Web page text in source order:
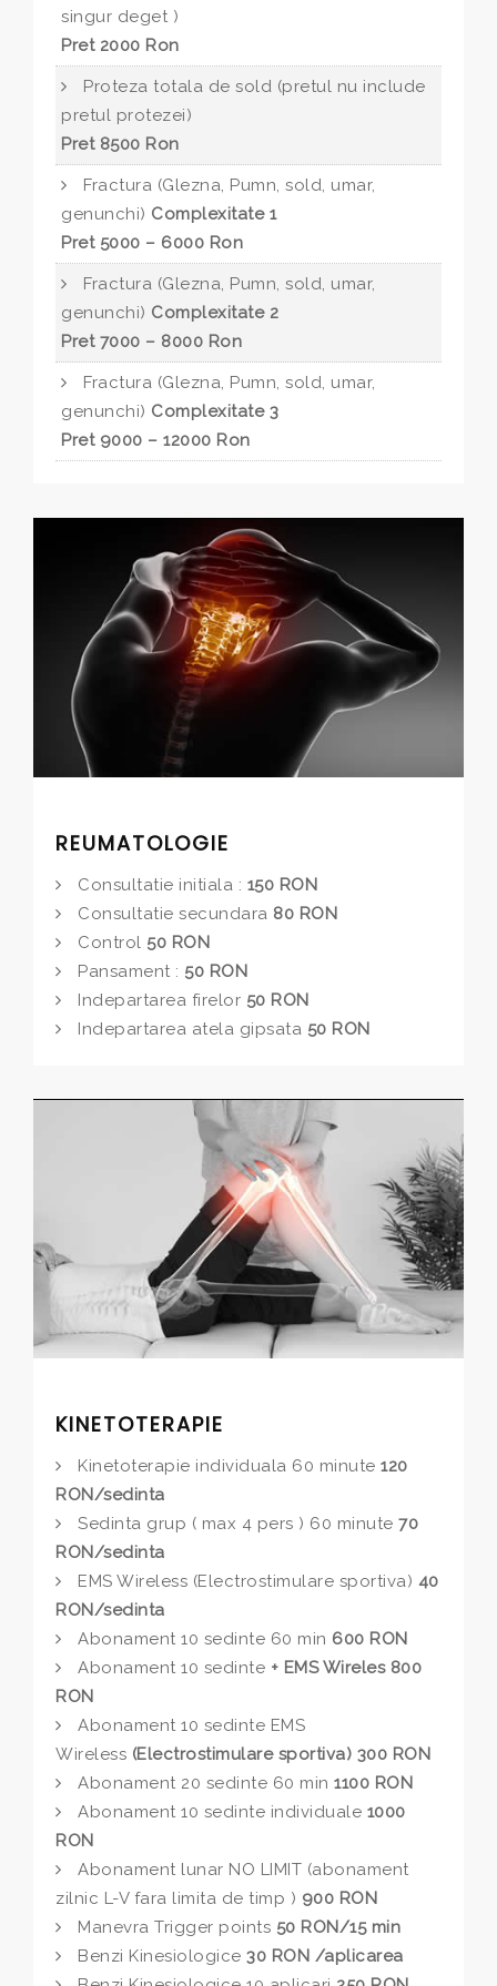
singur deget )
Pret 2000 Ron
Proteza totala de sold (pretul nu include
pretul protezei)
Pret 8500 Ron
Fractura (Glezna, Pumn, sold, umar,
genunchi) Complexitate 1
Pret 5000 – 6000 Ron
Fractura (Glezna, Pumn, sold, umar,
genunchi) Complexitate 2
Pret 7000 – 8000 Ron
Fractura (Glezna, Pumn, sold, umar,
genunchi) Complexitate 3
Pret 9000 – 12000 Ron
REUMATOLOGIE
Consultatie initiala : 150 RON
Consultatie secundara 80 RON
Control 50 RON
Pansament : 50 RON
Indepartarea firelor 50 RON
Indepartarea atela gipsata 50 RON
KINETOTERAPIE
Kinetoterapie individuala 60 minute 120
RON/sedinta
Sedinta grup ( max 4 pers ) 60 minute 70
RON/sedinta
EMS Wireless (Electrostimulare sportiva) 40
RON/sedinta
Abonament 10 sedinte 60 min 600 RON
Abonament 10 sedinte + EMS Wireles 800
RON
Abonament 10 sedinte EMS
Wireless (Electrostimulare sportiva) 300 RON
Abonament 20 sedinte 60 min 1100 RON
Abonament 10 sedinte individuale 1000
RON
Abonament lunar NO LIMIT (abonament
zilnic L-V fara limita de timp ) 900 RON
Manevra Trigger points 50 RON/15 min
Benzi Kinesiologice 30 RON /aplicarea